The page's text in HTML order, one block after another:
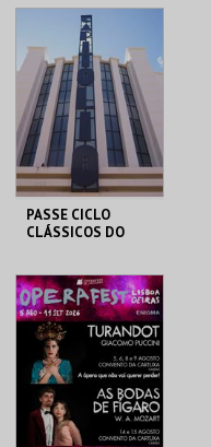
AQUISIÇÃO
MAIS INFO
COMPRAR
PASSE CICLO
CLÁSSICOS DO
AQUISIÇÃO
MAIS INFO
COMPRAR